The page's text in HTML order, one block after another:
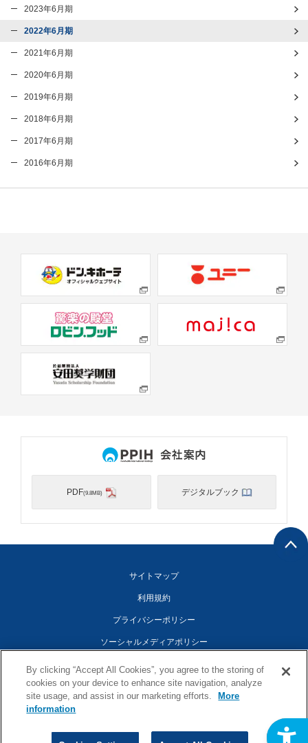
2023年6月期
2022年6月期
2021年6月期
2020年6月期
2019年6月期
2018年6月期
2017年6月期
2016年6月期
PDF(9.8MB) デジタルブック
サイトマップ
利用規約
プライバシーポリシー
ソーシャルメディアポリシー
アクセシビリティ対応方針
Cookies Settings
By clicking “Accept All Cookies”, you agree to the storing of
cookies on your device to enhance site navigation, analyze
site usage, and assist in our marketing efforts.
More
information